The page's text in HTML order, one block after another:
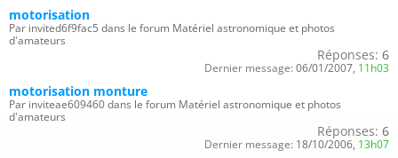
motorisation
Par invited6f9fac5 dans le forum Matériel astronomique et photos
d'amateurs
Réponses: 6
Dernier message: 06/01/2007, 11h03
motorisation monture
Par inviteae609460 dans le forum Matériel astronomique et photos
d'amateurs
Réponses: 6
Dernier message: 18/10/2006, 13h07